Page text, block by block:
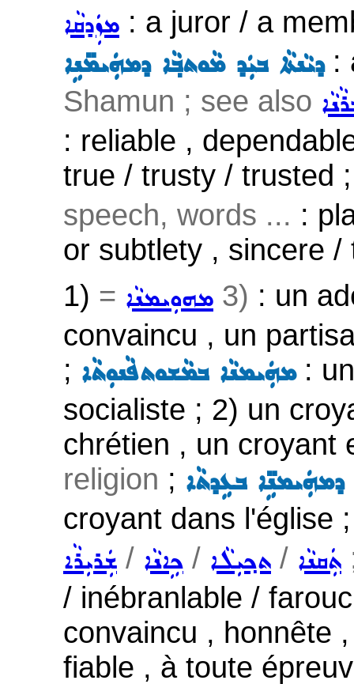
ܡܙܲܕܩܵܐ : a juror / a
ܕܝܵܢܬܵܐ ܒܝܲܕ ܡܵܘܬܒ݂ܵܐ ܕܡܗܲܝܡ̈ܢܹܐ:
Shamun ; see also
: reliable ,
true / trusty / trusted
speech, words ... :
or subtlety , sincere
1) = ܡܗܘܼܝܡܢܵܐ 3) : un
convaincu , un
; ܡܗܲܝܡܢܵܐ ܒܡܵܫܘܬܦܵܢܘܼܬܵܐ:
socialiste ; 2) un
chrétien , un croyant
religion ; ܕܡܗܲܝܡܢܹ̈ܐ ܒܥܹܕܬܵܐ
croyant dans l'église
ܫܲܪܝܼܪܵܐ / ܟܹܐܢܵܐ / ܬܟ݂ܝܼܠܵܐ / ܬܲܩܢܵܐ
/ inébranlable /
convaincu , honnête
fiable , à toute